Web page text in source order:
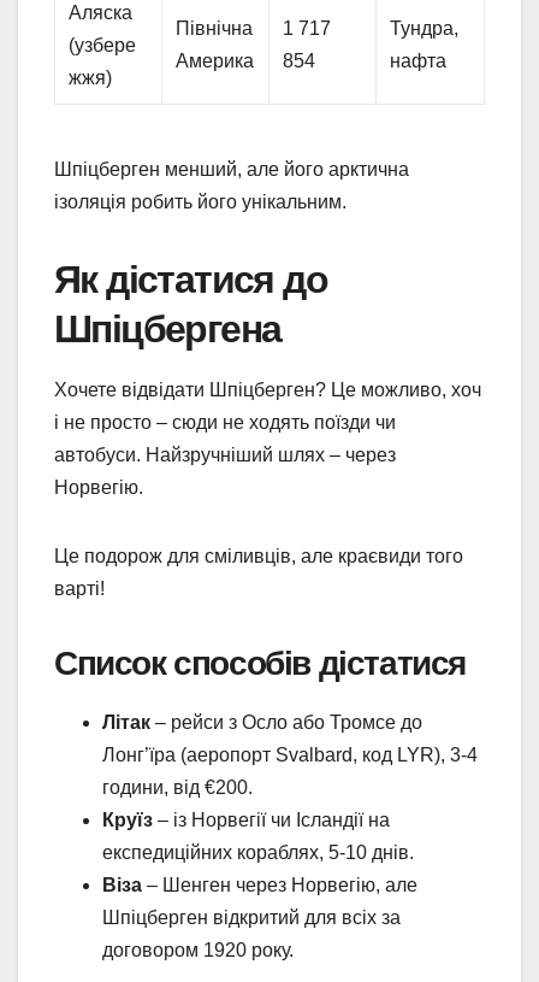
Аляска
(узбере
жжя)
Північна
Америка
1 717
854
Тундра,
нафта
Шпіцберген менший, але його арктична
ізоляція робить його унікальним.
Як дістатися до
Шпіцбергена
Хочете відвідати Шпіцберген? Це можливо, хоч
і не просто – сюди не ходять поїзди чи
автобуси. Найзручніший шлях – через
Норвегію.
Це подорож для сміливців, але краєвиди того
варті!
Список способів дістатися
Літак – рейси з Осло або Тромсе до
Лонг’їра (аеропорт Svalbard, код LYR), 3-4
години, від €200.
Круїз – із Норвегії чи Ісландії на
експедиційних кораблях, 5-10 днів.
Віза – Шенген через Норвегію, але
Шпіцберген відкритий для всіх за
договором 1920 року.